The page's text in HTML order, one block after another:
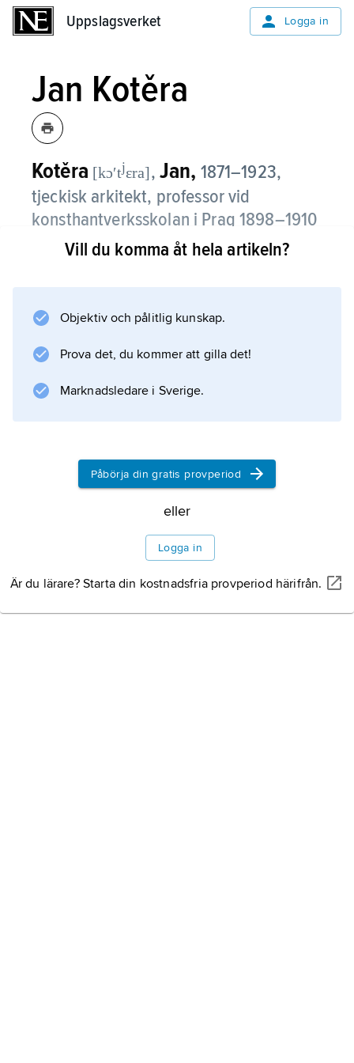
Uppslagsverket Logga in
Jan Kotěra
Kotěra [kɔʹtjɛra], Jan, 1871–1923,
tjeckisk arkitekt, professor vid
konsthantverksskolan i Prag 1898–1910
och vid konstakademien i samma stad
fick som lärare betydelse genom sin
utbildning av moderna arkitekter. Hans egna
verk, bl.a. byggnader för universitetet i Prag
och villor m.m. på olika platser i Böhmen,
Information om artikeln
Vill du komma åt hela artikeln?
Objektiv och pålitlig kunskap.
Prova det, du kommer att gilla det!
Marknadsledare i Sverige.
Påbörja din gratis provperiod
eller
Logga in
Är du lärare? Starta din kostnadsfria provperiod härifrån.